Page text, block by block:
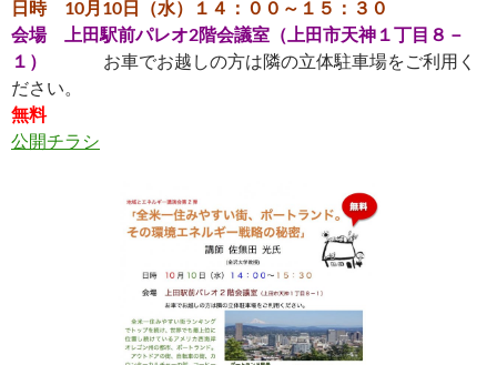
日時 10月10日（水）１４：００～１５：３０
会場 上田駅前パレオ2階会議室（上田市天神１丁目８－
１）
お車でお越しの方は隣の立体駐車場をご利用く
ださい。
無料
公開チラシ